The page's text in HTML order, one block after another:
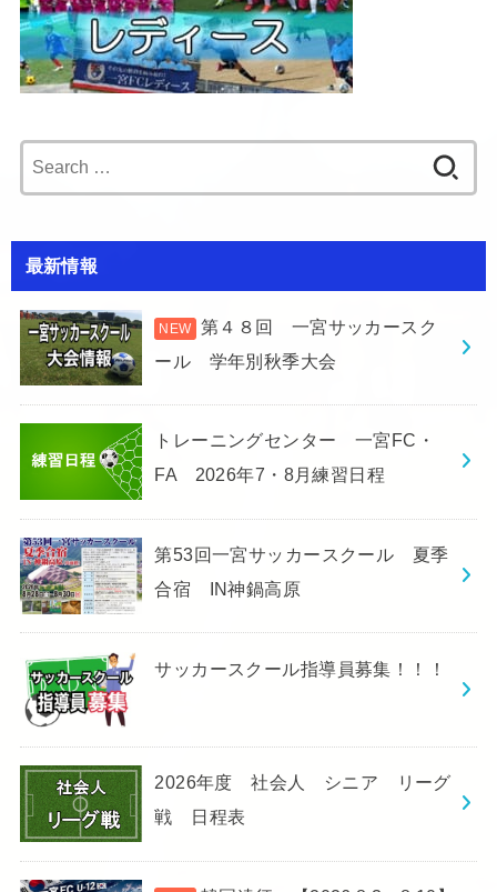
for:
最新情報
第４８回 一宮サッカースク
ール 学年別秋季大会
トレーニングセンター 一宮FC・
FA 2026年7・8月練習日程
第53回一宮サッカースクール 夏季
合宿 IN神鍋高原
サッカースクール指導員募集！！！
2026年度 社会人 シニア リーグ
戦 日程表